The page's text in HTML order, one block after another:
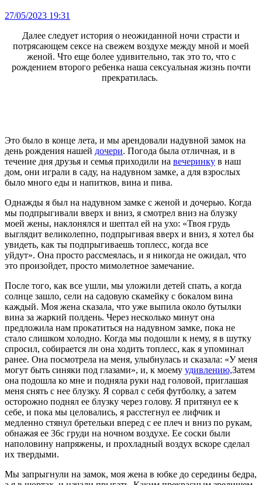
27/05/2023 19:31
Далее следует история о неожиданной ночи страсти и
потрясающем сексе на свежем воздухе между мной и моей
женой. Что еще более удивительно, так это то, что с
рождением второго ребенка наша сексуальная жизнь почти
прекратилась.
Это было в конце лета, и мы арендовали надувной замок на
день рождения нашей дочери. Погода была отличная, и в
течение дня друзья и семья приходили на вечеринку в наш
дом, они играли в саду, на надувном замке, а для взрослых
было много еды и напитков, вина и пива.
Однажды я был на надувном замке с женой и дочерью. Когда
мы подпрыгивали вверх и вниз, я смотрел вниз на блузку
моей жены, наклонялся и шептал ей на ухо: «Твоя грудь
выглядит великолепно, подпрыгивая вверх и вниз, я хотел бы
увидеть, как ты подпрыгиваешь топлесс, когда все
уйдут». Она просто рассмеялась, и я никогда не ожидал, что
это произойдет, просто мимолетное замечание.
После того, как все ушли, мы уложили детей спать, а когда
солнце зашло, сели на садовую скамейку с бокалом вина
каждый. Моя жена сказала, что уже выпила около бутылки
вина за жаркий полдень. Через несколько минут она
предложила нам прокатиться на надувном замке, пока не
стало слишком холодно. Когда мы подошли к нему, я в шутку
спросил, собирается ли она ходить топлесс, как я упоминал
ранее. Она посмотрела на меня, улыбнулась и сказала: «У меня
могут быть синяки под глазами», и, к моему удивлению,Затем
она подошла ко мне и подняла руки над головой, приглашая
меня снять с нее блузку. Я сорвал с себя футболку, а затем
осторожно поднял ее блузку через голову. Я притянул ее к
себе, и пока мы целовались, я расстегнул ее лифчик и
медленно стянул бретельки вперед с ее плеч и вниз по рукам,
обнажая ее 36c груди на ночном воздухе. Ее соски были
наполовину напряжены, и прохладный воздух вскоре сделал
их твердыми.
Мы запрыгнули на замок, моя жена в юбке до середины бедра,